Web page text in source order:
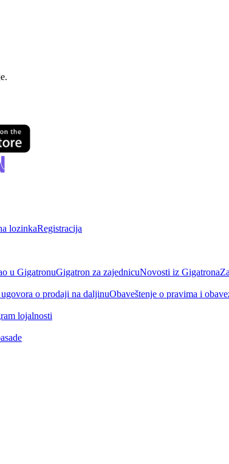
lozinkaRegistracija
u GigatronuGigatron za zajednicuNovosti iz Gigatrona
o prodaji na daljinuObaveštenje o pravima i
lojalnosti